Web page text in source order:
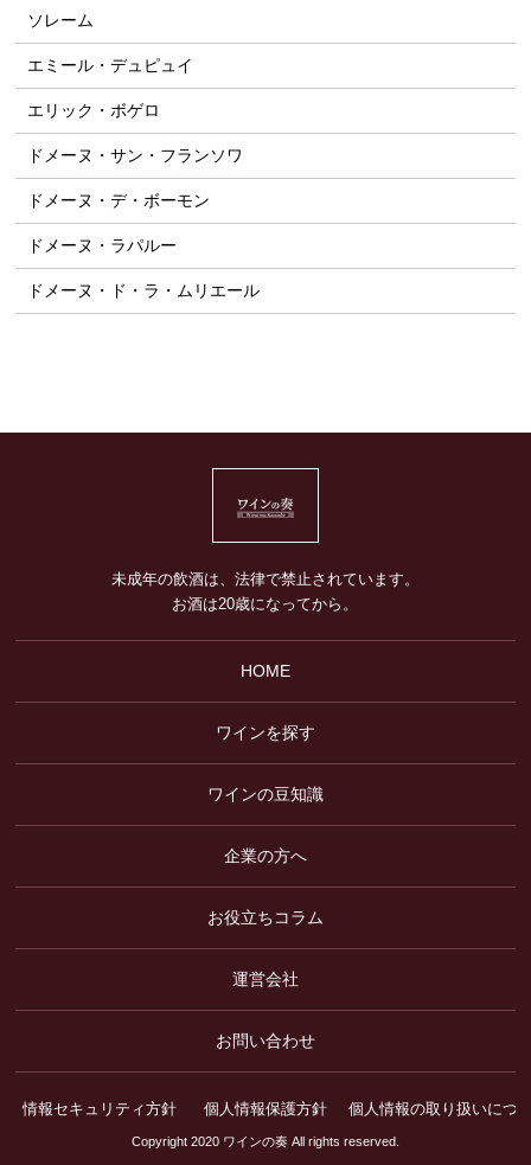
ソレーム
エミール・デュピュイ
エリック・ボゲロ
ドメーヌ・サン・フランソワ
ドメーヌ・デ・ボーモン
ドメーヌ・ラパルー
ドメーヌ・ド・ラ・ムリエール
未成年の飲酒は、法律で禁止されています。
お酒は20歳になってから。
HOME
ワインを探す
ワインの豆知識
企業の方へ
お役立ちコラム
運営会社
お問い合わせ
情報セキュリティ方針 個人情報保護方針 個人情報の取り扱いにつ
Copyright 2020 ワインの奏 All rights reserved.